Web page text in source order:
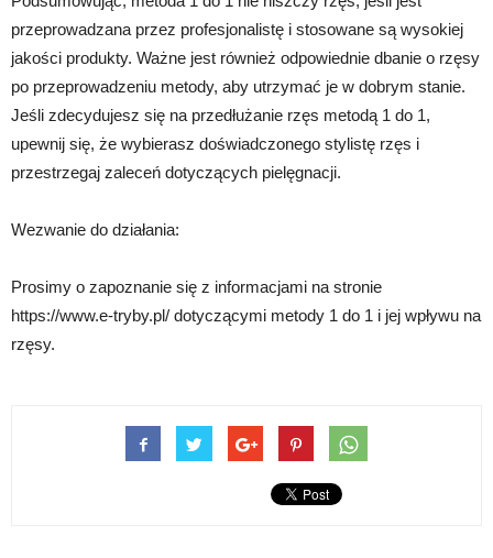
przeprowadzana przez profesjonalistę i stosowane są wysokiej
jakości produkty. Ważne jest również odpowiednie dbanie o rzęsy
po przeprowadzeniu metody, aby utrzymać je w dobrym stanie.
Jeśli zdecydujesz się na przedłużanie rzęs metodą 1 do 1,
upewnij się, że wybierasz doświadczonego stylistę rzęs i
przestrzegaj zaleceń dotyczących pielęgnacji.
Wezwanie do działania:
Prosimy o zapoznanie się z informacjami na stronie
https://www.e-tryby.pl/ dotyczącymi metody 1 do 1 i jej wpływu na
rzęsy.